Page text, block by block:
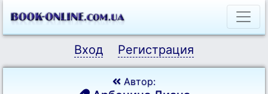
Вход Регистрация
Автор: